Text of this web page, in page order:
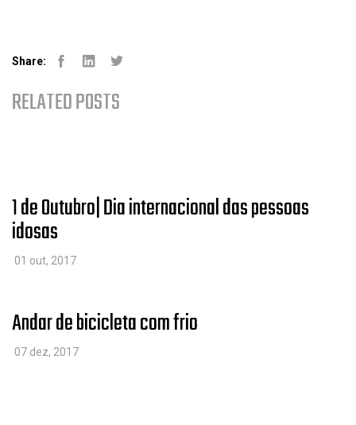
Share:
RELATED POSTS
1 de Outubro| Dia internacional das pessoas
idosas
01 out, 2017
​Andar de bicicleta com frio
07 dez, 2017